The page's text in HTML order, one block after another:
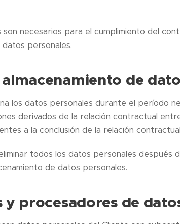
son necesarios para el cumplimiento del
personales.
de
los datos personales durante el período
derivados de la relación contractual
a la conclusión de la relación
todos los datos personales después
de datos personales.
y procesadores de